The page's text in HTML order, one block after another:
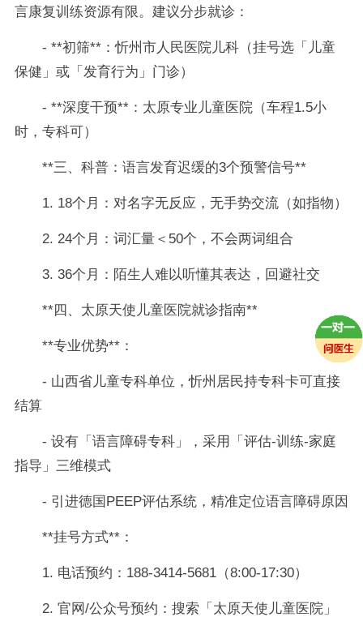
言康复训练资源有限。建议分步就诊：
- **初筛**：忻州市人民医院儿科（挂号选「儿童
保健」或「发育行为」门诊）
- **深度干预**：太原专业儿童医院（车程1.5小
时，专科可）
**三、科普：语言发育迟缓的3个预警信号**
1. 18个月：对名字无反应，无手势交流（如指物）
2. 24个月：词汇量＜50个，不会两词组合
3. 36个月：陌生人难以听懂其表达，回避社交
**四、太原天使儿童医院就诊指南**
**专业优势**：
- 山西省儿童专科单位，忻州居民持专科卡可直接
结算
- 设有「语言障碍专科」，采用「评估-训练-家庭
指导」三维模式
- 引进德国PEEP评估系统，精准定位语言障碍原因
**挂号方式**：
1. 电话预约：188-3414-5681（8:00-17:30）
2. 官网/公众号预约：搜索「太原天使儿童医院」